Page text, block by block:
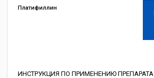
Платифиллин
ИНСТРУКЦИЯ ПО ПРИМЕНЕНИЮ ПРЕПАРАТА